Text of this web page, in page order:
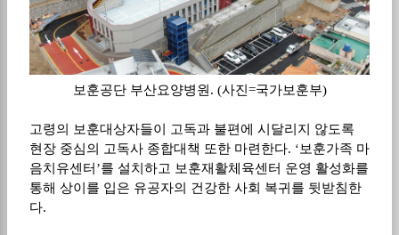
보훈공단 부산요양병원. (사진=국가보훈부)
고령의 보훈대상자들이 고독과 불편에 시달리지 않도록
현장 중심의 고독사 종합대책 또한 마련한다. ‘보훈가족 마
음치유센터 ’를 설치하고 보훈재활체육센터 운영 활성화를
통해 상이를 입은 유공자의 건강한 사회 복귀를 뒷받침한
다.